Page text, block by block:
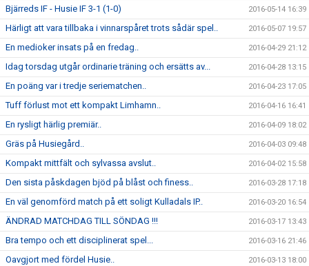
Bjärreds IF - Husie IF 3-1 (1-0) 2016-05-14 16:39
Härligt att vara tillbaka i vinnarspåret trots sådär spel.. 2016-05-07 19:57
En medioker insats på en fredag.. 2016-04-29 21:12
Idag torsdag utgår ordinarie träning och ersätts av... 2016-04-28 13:15
En poäng var i tredje seriematchen.. 2016-04-23 17:05
Tuff förlust mot ett kompakt Limhamn.. 2016-04-16 16:41
En rysligt härlig premiär.. 2016-04-09 18:02
Gräs på Husiegård.. 2016-04-03 09:48
Kompakt mittfält och sylvassa avslut.. 2016-04-02 15:58
Den sista påskdagen bjöd på blåst och finess.. 2016-03-28 17:18
En väl genomförd match på ett soligt Kulladals IP.. 2016-03-20 16:54
ÄNDRAD MATCHDAG TILL SÖNDAG !!! 2016-03-17 13:43
Bra tempo och ett disciplinerat spel... 2016-03-16 21:46
Oavgjort med fördel Husie.. 2016-03-13 18:00